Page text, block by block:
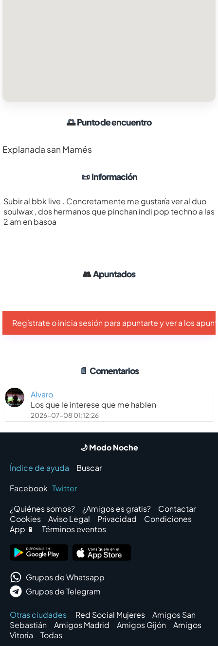
🌅Punto de encuentro
Explanada san Mamés
📜Información
Subir al bbk live . Concretamente me gustaría ver al duo
soulwax , dos hermanos que pinchan indi pop techno a las
2 am en basoa
👥Apuntados
Regístrate o inicia sesión para apuntarte y ver a los
📄 Comentarios
Alvaro
Los que le interese que me hablen
2026-07-08 01:12:26
🌙 Modo Noche
Índice de ayuda
Buscar
Facebook Twitter
¿Quiénes somos?
¿Amigos es gratis?
Contactar
Cookies
Aviso Legal Privacidad
Condiciones
App 📱
Términos eventos
Grupos de Whatsapp
Grupos de Telegram
Otras ciudades Red Social Mujeres
Amigos San
Sebastián
Amigos Madrid Amigos Gijón
Amigos
Vitoria
Todas